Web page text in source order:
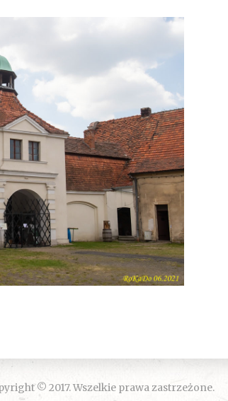
© 2017. Wszelkie prawa zastrzeżone.